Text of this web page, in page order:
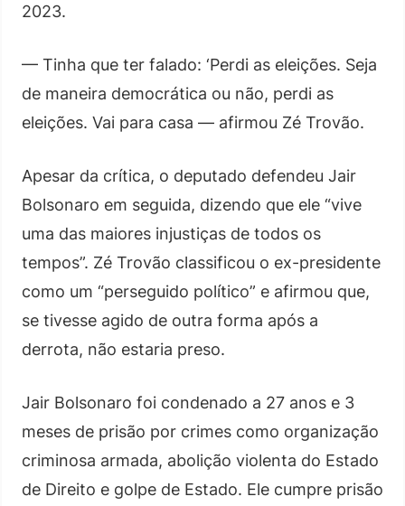
2023.
— Tinha que ter falado: ‘Perdi as eleições. Seja
de maneira democrática ou não, perdi as
eleições. Vai para casa — afirmou Zé Trovão.
Apesar da crítica, o deputado defendeu Jair
Bolsonaro em seguida, dizendo que ele “vive
uma das maiores injustiças de todos os
tempos”. Zé Trovão classificou o ex-presidente
como um “perseguido político” e afirmou que,
se tivesse agido de outra forma após a
derrota, não estaria preso.
Jair Bolsonaro foi condenado a 27 anos e 3
meses de prisão por crimes como organização
criminosa armada, abolição violenta do Estado
de Direito e golpe de Estado. Ele cumpre prisão